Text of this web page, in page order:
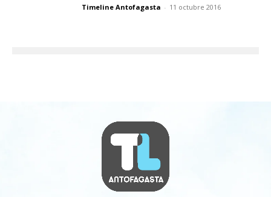
Timeline Antofagasta - 11 octubre 2016